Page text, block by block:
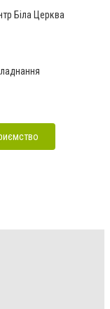
Біла Церква